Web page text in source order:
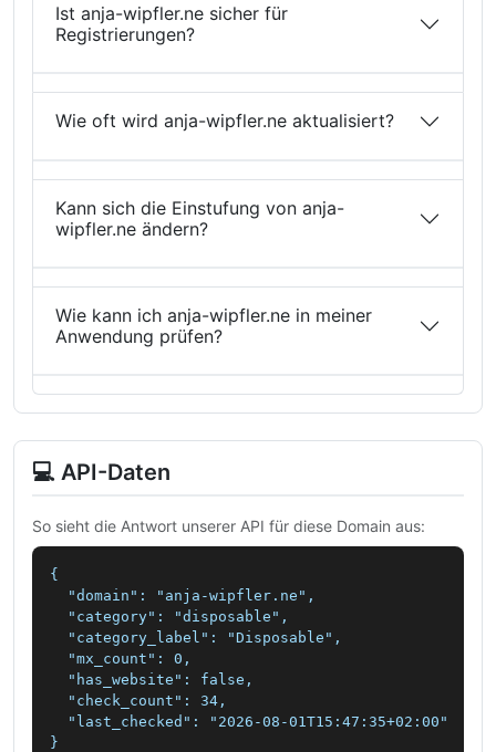
Ist anja-wipfler.ne sicher für
Registrierungen?
Wie oft wird anja-wipfler.ne aktualisiert?
Kann sich die Einstufung von anja-
wipfler.ne ändern?
Wie kann ich anja-wipfler.ne in meiner
Anwendung prüfen?
💻 API-Daten
So sieht die Antwort unserer API für diese Domain aus:
{
  "domain": "anja-wipfler.ne",
  "category": "disposable",
  "category_label": "Disposable",
  "mx_count": 0,
  "has_website": false,
  "check_count": 34,
  "last_checked": "2026-08-01T15:47:35+02:00"
}